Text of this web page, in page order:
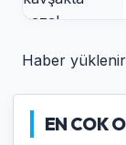
Haber
EN COK